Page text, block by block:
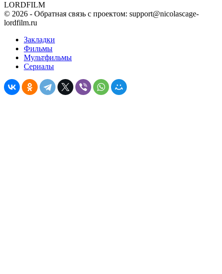
LORDFILM
© 2026 - Обратная связь с проектом: support@nicolascage-
lordfilm.ru
Закладки
Фильмы
Мультфильмы
Сериалы